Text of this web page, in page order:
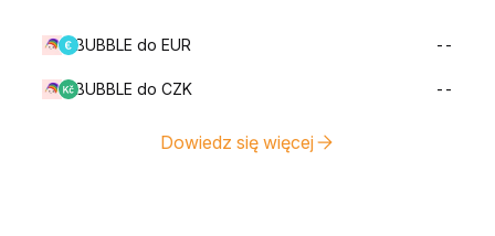
BUBBLE do EUR --
BUBBLE do CZK --
Dowiedz się więcej